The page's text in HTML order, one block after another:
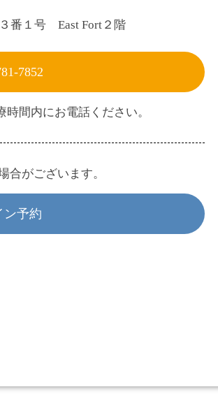
番１号 East Fort２階
7852
間内にお電話ください。
合がございます。
ン予約